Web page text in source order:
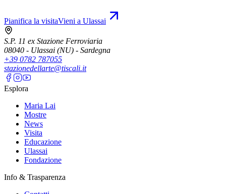
Pianifica la visitaVieni a Ulassai
S.P. 11 ex Stazione Ferroviaria
08040 - Ulassai (NU) - Sardegna
+39 0782 787055
stazionedellarte@tiscali.it
Esplora
Maria Lai
Mostre
News
Visita
Educazione
Ulassai
Fondazione
Info & Trasparenza